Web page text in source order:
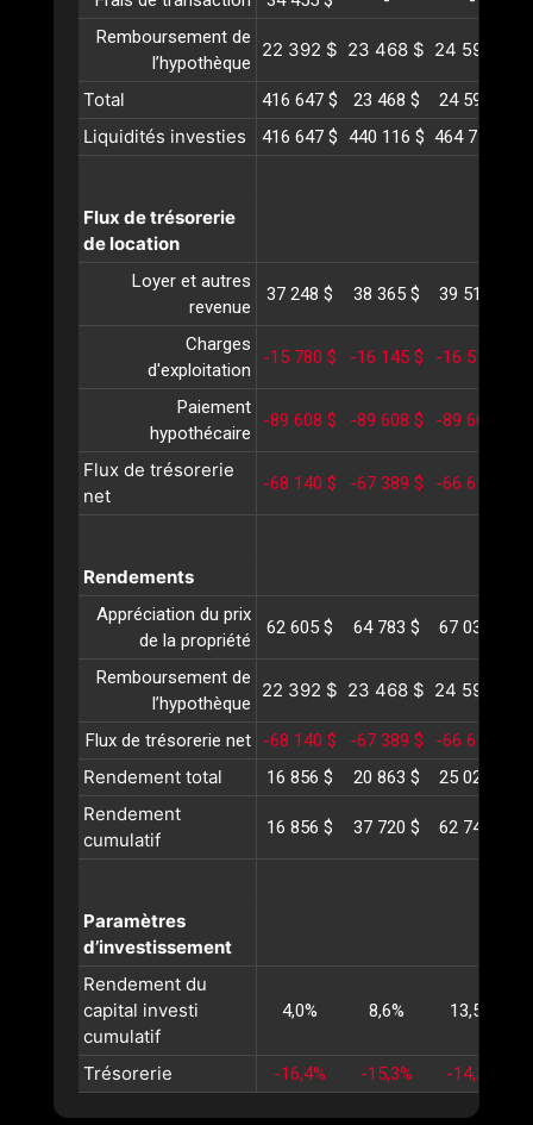
Remboursement de
l’hypothèque
22 392 $ 23 468 $ 24 596 $
Total 416 647 $ 23 468 $ 24 596 $
Liquidités investies 416 647 $ 440 116 $ 464 712 $
Flux de trésorerie
de location
Loyer et autres
revenue
37 248 $ 38 365 $ 39 516 $
Charges
d'exploitation
-15 780 $ -16 145 $ -16 519 $
Paiement
hypothécaire
-89 608 $ -89 608 $ -89 608 $
Flux de trésorerie
net
-68 140 $ -67 389 $ -66 612 $
Rendements
Appréciation du prix
de la propriété
62 605 $ 64 783 $ 67 038 $
Remboursement de
l’hypothèque
22 392 $ 23 468 $ 24 596 $
Flux de trésorerie net -68 140 $ -67 389 $ -66 612 $
Rendement total 16 856 $ 20 863 $ 25 022 $
Rendement
cumulatif
16 856 $ 37 720 $ 62 742 $
Paramètres
d’investissement
Rendement du
capital investi
cumulatif
4,0% 8,6% 13,5%
Trésorerie -16,4% -15,3% -14,3%